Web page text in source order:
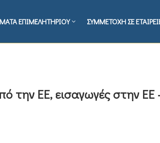
ΕΠΙΜΕΛΗΤΗΡΙΟΥ ΣΥΜΜΕΤΟΧΗ ΣΕ
την ΕΕ, εισαγωγές στην